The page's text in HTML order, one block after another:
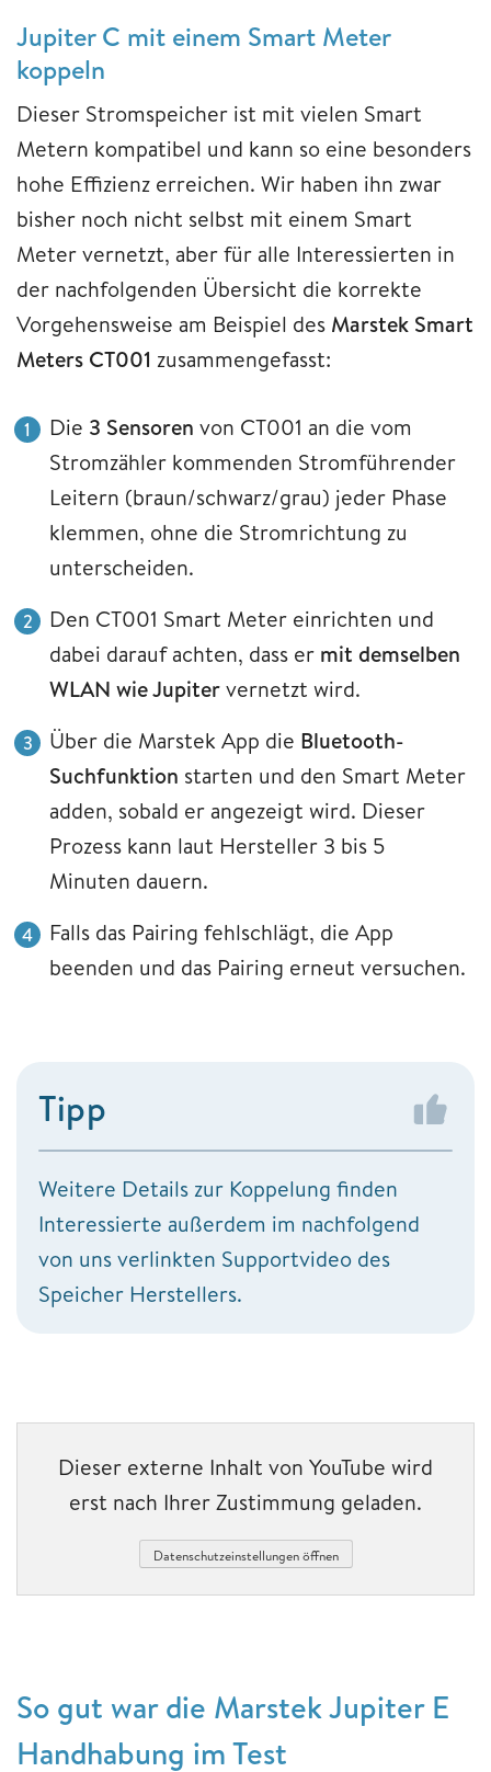
Jupiter C mit einem Smart Meter
koppeln
Dieser Stromspeicher ist mit vielen Smart
Metern kompatibel und kann so eine besonders
hohe Effizienz erreichen. Wir haben ihn zwar
bisher noch nicht selbst mit einem Smart
Meter vernetzt, aber für alle Interessierten in
der nachfolgenden Übersicht die korrekte
Vorgehensweise am Beispiel des Marstek Smart
Meters CT001 zusammengefasst:
Die 3 Sensoren von CT001 an die vom
Stromzähler kommenden Stromführender
Leitern (braun/schwarz/grau) jeder Phase
klemmen, ohne die Stromrichtung zu
unterscheiden.
Den CT001 Smart Meter einrichten und
dabei darauf achten, dass er mit demselben
WLAN wie Jupitervernetzt wird.
Über die Marstek App die Bluetooth-
Suchfunktion starten und den Smart Meter
adden, sobald er angezeigt wird. Dieser
Prozess kann laut Hersteller 3 bis 5
Minuten dauern.
Falls das Pairing fehlschlägt, die App
beenden und das Pairing erneut versuchen.
Tipp
Weitere Details zur Koppelung finden
Interessierte außerdem im nachfolgend
von uns verlinkten Supportvideo des
Speicher Herstellers.
Dieser externe Inhalt von YouTube wird
erst nach Ihrer Zustimmung geladen.
Datenschutzeinstellungen öffnen
So gut war die Marstek Jupiter E
Handhabung im Test